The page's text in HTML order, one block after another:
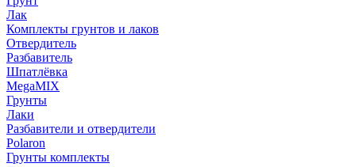
Лак
Комплекты грунтов и лаков
Отвердитель
Разбавитель
Шпатлёвка
MegaMIX
Грунты
Лаки
Разбавители и отвердители
Polaron
Грунты комплекты